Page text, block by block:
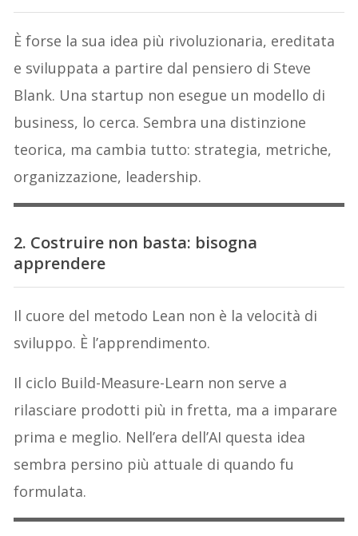
È forse la sua idea più rivoluzionaria, ereditata
e sviluppata a partire dal pensiero di Steve
Blank. Una startup non esegue un modello di
business, lo cerca. Sembra una distinzione
teorica, ma cambia tutto: strategia, metriche,
organizzazione, leadership.
2. Costruire non basta: bisogna
apprendere
Il cuore del metodo Lean non è la velocità di
sviluppo. È l’apprendimento.
Il ciclo Build-Measure-Learn non serve a
rilasciare prodotti più in fretta, ma a imparare
prima e meglio. Nell’era dell’AI questa idea
sembra persino più attuale di quando fu
formulata.